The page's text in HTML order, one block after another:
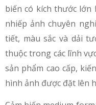
biến có kích thước
nhiếp ảnh chuyên
tiết, màu sắc và dải
thuộc trong các lĩnh
sản phẩm cao cấp,
hình ảnh được đặt lên